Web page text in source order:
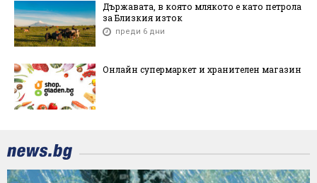
Държавата, в която млякото е като петрола
за Близкия изток
преди 6 дни
Онлайн супермаркет и хранителен магазин